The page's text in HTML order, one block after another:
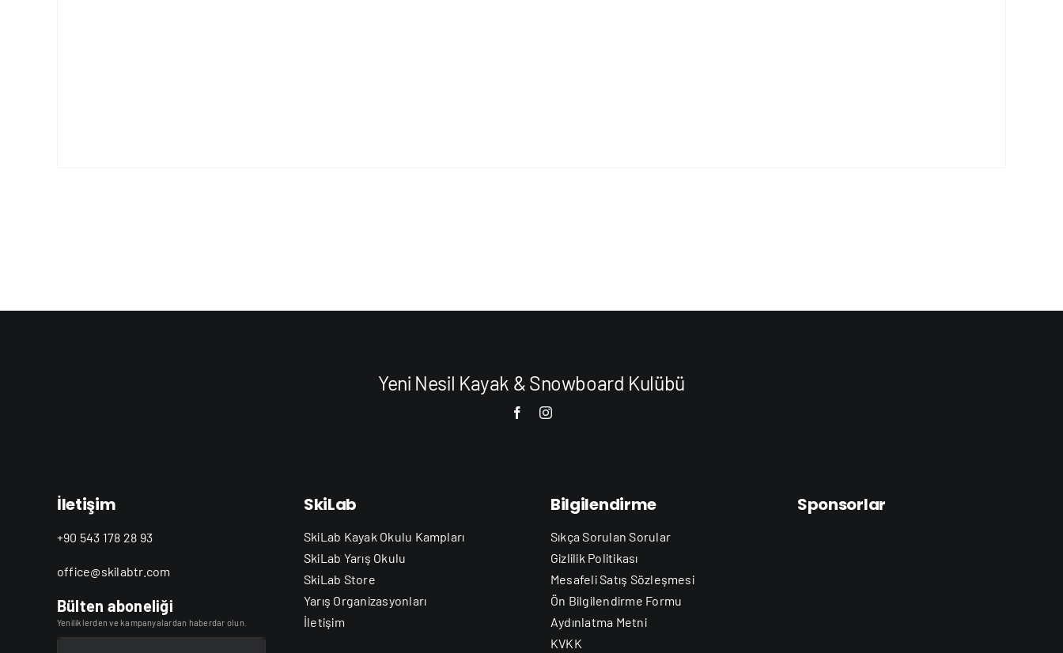
Yeni Nesil Kayak & Snowboard Kulübü
İletişim
+90 543 178 28 93
office@skilabtr.com
Bülten aboneliği
Yeniliklerden ve kampanyalardan haberdar olun.
SkiLab
SkiLab Kayak Okulu Kampları
SkiLab Yarış Okulu
SkiLab Store
Yarış Organizasyonları
İletişim
Bilgilendirme
Sıkça Sorulan Sorular
Gizlilik Politikası
Mesafeli Satış Sözleşmesi
Ön Bilgilendirme Formu
Aydınlatma Metni
KVKK
Sponsorlar